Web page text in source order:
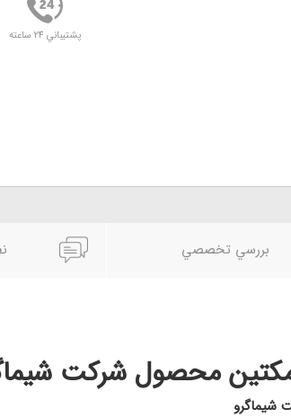
پشتيباني 24 ساعته
بررسي تخصصي
محصول شرکت